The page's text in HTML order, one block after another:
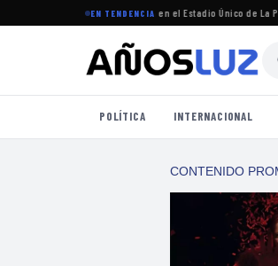
EN TENDENCIA
Clausura 2026 se jugará en el Estadio Único de La Plata
POLÍTICA INTERNACIONAL